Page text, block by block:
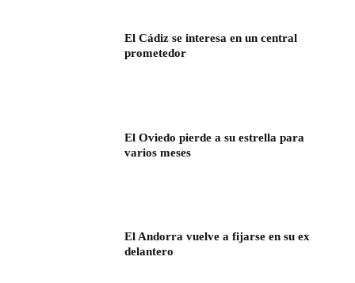
El Cádiz se interesa en un central
prometedor
El Oviedo pierde a su estrella para
varios meses
El Andorra vuelve a fijarse en su ex
delantero